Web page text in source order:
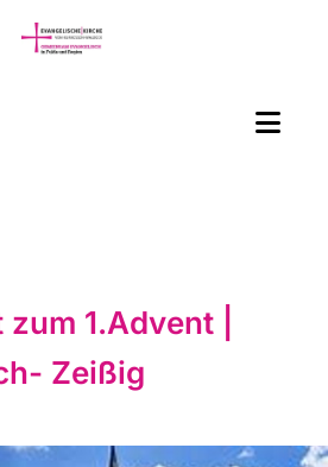
1.Advent |
Zeißig